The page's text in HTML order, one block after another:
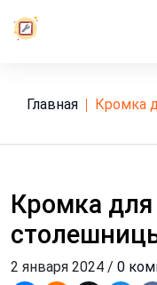
Главная кромка
Кромка для
2 января 2024 / 0